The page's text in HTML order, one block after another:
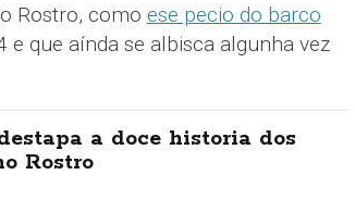
Rostro, como ese pecio do barco
e que aínda se albisca algunha vez
a doce historia dos
Rostro